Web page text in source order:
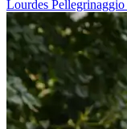
Lourdes Pellegrinaggio